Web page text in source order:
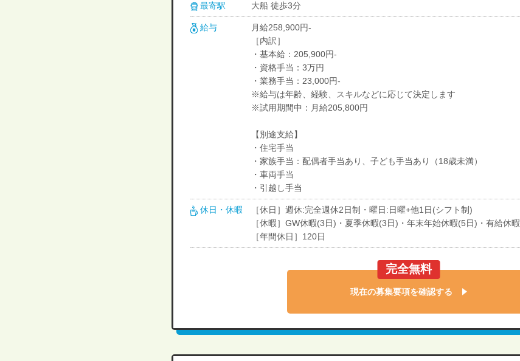
最寄駅 大船 徒歩3分
給与
月給258,900円-
［内訳］
・基本給：205,900円-
・資格手当：3万円
・業務手当：23,000円-
※給与は年齢、経験、スキルなどに応じて決定します
※試用期間中：月給205,800円
【別途支給】
・住宅手当
・家族手当：配偶者手当あり、子ども手当あり（18歳未満）
・車両手当
・引越し手当
休日・休暇
［休日］週休:完全週休2日制・曜日:日曜+他1日(シフト制)
［休暇］GW休暇(3日)・夏季休暇(3日)・年末年始休暇(5日)・有給休暇
［年間休日］120日
完全無料
現在の募集要項を確認する